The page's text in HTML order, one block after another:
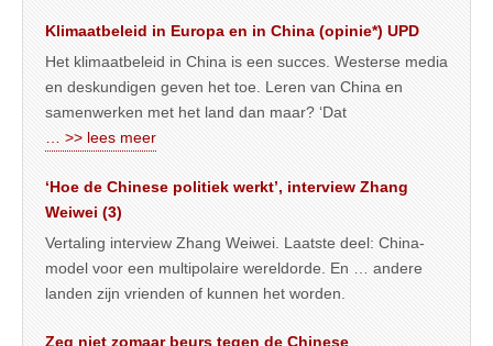
Klimaatbeleid in Europa en in China (opinie*) UPD
Het klimaatbeleid in China is een succes. Westerse media
en deskundigen geven het toe. Leren van China en
samenwerken met het land dan maar? ‘Dat
… >> lees meer
‘Hoe de Chinese politiek werkt’, interview Zhang
Weiwei (3)
Vertaling interview Zhang Weiwei. Laatste deel: China-
model voor een multipolaire wereldorde. En … andere
landen zijn vrienden of kunnen het worden.
Zeg niet zomaar beurs tegen de Chinese